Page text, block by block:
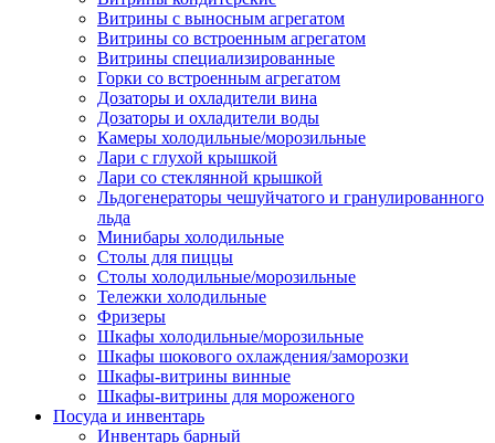
Витрины с выносным агрегатом
Витрины со встроенным агрегатом
Витрины специализированные
Горки со встроенным агрегатом
Дозаторы и охладители вина
Дозаторы и охладители воды
Камеры холодильные/морозильные
Лари с глухой крышкой
Лари со стеклянной крышкой
Льдогенераторы чешуйчатого и гранулированного
льда
Минибары холодильные
Столы для пиццы
Столы холодильные/морозильные
Тележки холодильные
Фризеры
Шкафы холодильные/морозильные
Шкафы шокового охлаждения/заморозки
Шкафы-витрины винные
Шкафы-витрины для мороженого
Посуда и инвентарь
Инвентарь барный